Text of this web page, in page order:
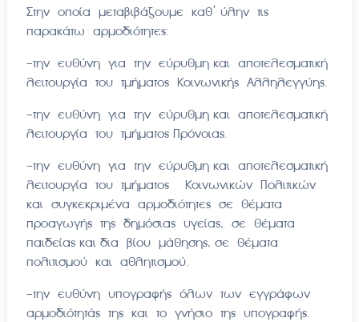
Στην οποία μεταβιβάζουμε καθ΄ ύλην τις
παρακάτω αρμοδιότητες:
-την ευθύνη για την εύρυθμη και αποτελεσματική
λειτουργία του τμήματος Κοινωνικής Αλληλεγγύης.
-την ευθύνη για την εύρυθμη και αποτελεσματική
λειτουργία του τμήματος Πρόνοιας.
-την ευθύνη για την εύρυθμη και αποτελεσματική
λειτουργία του τμήματος Κοινωνικών Πολιτικών
και συγκεκριμένα αρμοδιότητες σε θέματα
προαγωγής της δημόσιας υγείας, σε θέματα
παιδείας και δια βίου μάθησης, σε θέματα
πολιτισμού και αθλητισμού.
-την ευθύνη υπογραφής όλων των εγγράφων
αρμοδιότητάς της και το γνήσιο της υπογραφής.